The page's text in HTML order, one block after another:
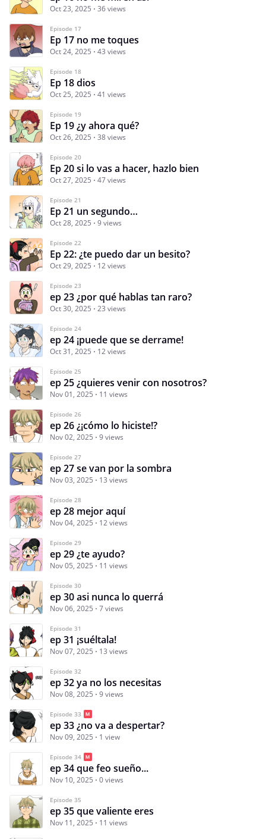
Oct 23, 2025 36 views
Episode 17
Ep 17 no me toques
Oct 24, 2025 43 views
Episode 18
Ep 18 dios
Oct 25, 2025 41 views
Episode 19
Ep 19 ¿y ahora qué?
Oct 26, 2025 38 views
Episode 20
Ep 20 si lo vas a hacer, hazlo bien
Oct 27, 2025 47 views
Episode 21
Ep 21 un segundo…
Oct 28, 2025 9 views
Episode 22
Ep 22: ¿te puedo dar un besito?
Oct 29, 2025 12 views
Episode 23
ep 23 ¿por qué hablas tan raro?
Oct 30, 2025 23 views
Episode 24
ep 24 ¡puede que se derrame!
Oct 31, 2025 12 views
Episode 25
ep 25 ¿quieres venir con nosotros?
Nov 01, 2025 11 views
Episode 26
ep 26 ¿¡cómo lo hiciste!?
Nov 02, 2025 9 views
Episode 27
ep 27 se van por la sombra
Nov 03, 2025 13 views
Episode 28
ep 28 mejor aquí
Nov 04, 2025 12 views
Episode 29
ep 29 ¿te ayudo?
Nov 05, 2025 11 views
Episode 30
ep 30 asi nunca lo querrá
Nov 06, 2025 7 views
Episode 31
ep 31 ¡suéltala!
Nov 07, 2025 13 views
Episode 32
ep 32 ya no los necesitas
Nov 08, 2025 9 views
Episode 33
ep 33 ¿no va a despertar?
Nov 09, 2025 1 view
Episode 34
ep 34 que feo sueño...
Nov 10, 2025 0 views
Episode 35
ep 35 que valiente eres
Nov 11, 2025 11 views